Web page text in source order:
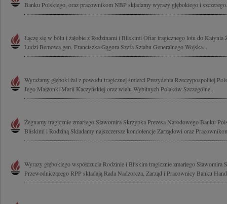
Banku Polskiego, oraz pracownikom NBP składamy wyrazy głębokiego i
Łączę się w bólu i żałobie z Rodzinami i Bliskimi Ofiar tragicznego lotu do Katynia
Ludzi Bemowa gen. Franciszka Gągora Szefa Sztabu Generalnego Wojska...
Wyrażamy głęboki żal z powodu tragicznej śmierci Prezydenta Rzeczypospolitej
Jego Małżonki Marii Kaczyńskiej oraz wielu Wybitnych Polaków Szczególne...
Żegnamy tragicznie zmarłego Sławomira Skrzypka Prezesa Narodowego Banku
Bliskimi i Rodziną Składamy najszczersze kondolencje Zarządowi oraz
Wyrazy głębokiego współczucia Rodzinie i Bliskim tragicznie zmarłego Sławomira
Przewodniczącego RPP składają Rada Nadzorcza, Zarząd i Pracownicy Banku